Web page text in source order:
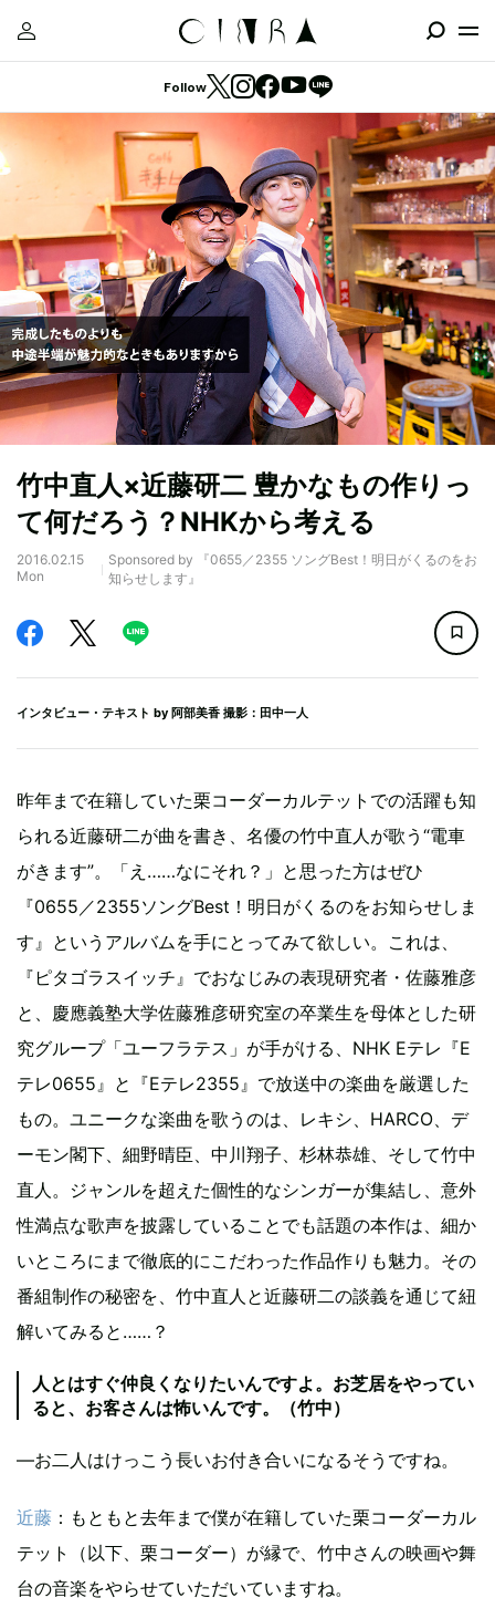
Follow
竹中直人×近藤研二 豊かなもの作りっ
て何だろう？NHKから考える
2016.02.15
Mon
Sponsored by 『0655／2355 ソングBest！明日がくるのをお
知らせします』
インタビュー・テキスト by 阿部美香 撮影：田中一人
昨年まで在籍していた栗コーダーカルテットでの活躍も知
られる近藤研二が曲を書き、名優の竹中直人が歌う“電車
がきます”。「え……なにそれ？」と思った方はぜひ
『0655／2355ソングBest！明日がくるのをお知らせしま
す』というアルバムを手にとってみて欲しい。これは、
『ピタゴラスイッチ』でおなじみの表現研究者・佐藤雅彦
と、慶應義塾大学佐藤雅彦研究室の卒業生を母体とした研
究グループ「ユーフラテス」が手がける、NHK Eテレ『E
テレ0655』と『Eテレ2355』で放送中の楽曲を厳選した
もの。ユニークな楽曲を歌うのは、レキシ、HARCO、デ
ーモン閣下、細野晴臣、中川翔子、杉林恭雄、そして竹中
直人。ジャンルを超えた個性的なシンガーが集結し、意外
性満点な歌声を披露していることでも話題の本作は、細か
いところにまで徹底的にこだわった作品作りも魅力。その
番組制作の秘密を、竹中直人と近藤研二の談義を通じて紐
解いてみると……？
人とはすぐ仲良くなりたいんですよ。お芝居をやってい
ると、お客さんは怖いんです。（竹中）
―お二人はけっこう長いお付き合いになるそうですね。
近藤 ：もともと去年まで僕が在籍していた栗コーダーカル
テット（以下、栗コーダー）が縁で、竹中さんの映画や舞
台の音楽をやらせていただいていますね。